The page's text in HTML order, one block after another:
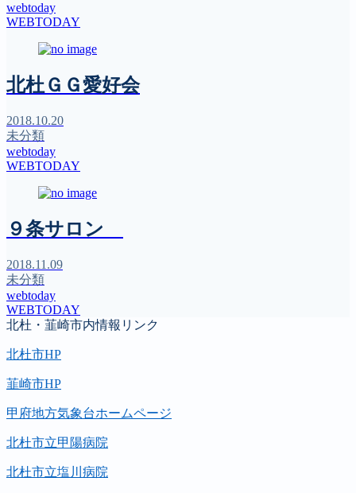
webtoday
WEBTODAY
北杜ＧＧ愛好会
2018.10.20
未分類
webtoday
WEBTODAY
９条サロン
2018.11.09
未分類
webtoday
WEBTODAY
北杜・韮崎市内情報リンク
北杜市HP
韮崎市HP
甲府地方気象台ホームページ
北杜市立甲陽病院
北杜市立塩川病院